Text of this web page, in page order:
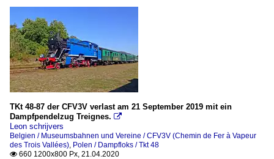
TKt 48-87 der CFV3V verlast am 21 September 2019 mit ein
Dampfpendelzug Treignes. 
Leon schrijvers
Belgien / Museumsbahnen und Vereine / CFV3V (Chemin de Fer à Vapeur
des Trois Vallées), Polen / Dampfloks / Tkt 48
 660 1200x800 Px, 21.04.2020